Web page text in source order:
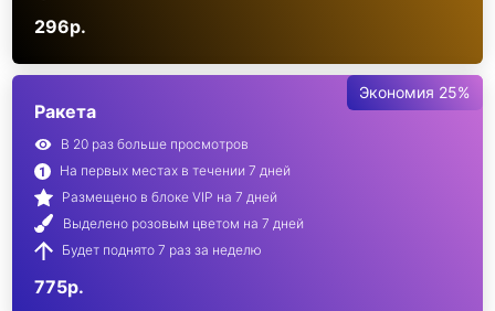
296р.
Экономия 25%
Ракета
В 20 раз больше просмотров
На первых местах в течении 7 дней
Размещено в блоке VIP на 7 дней
Выделено розовым цветом на 7 дней
Будет поднято 7 раз за неделю
775р.